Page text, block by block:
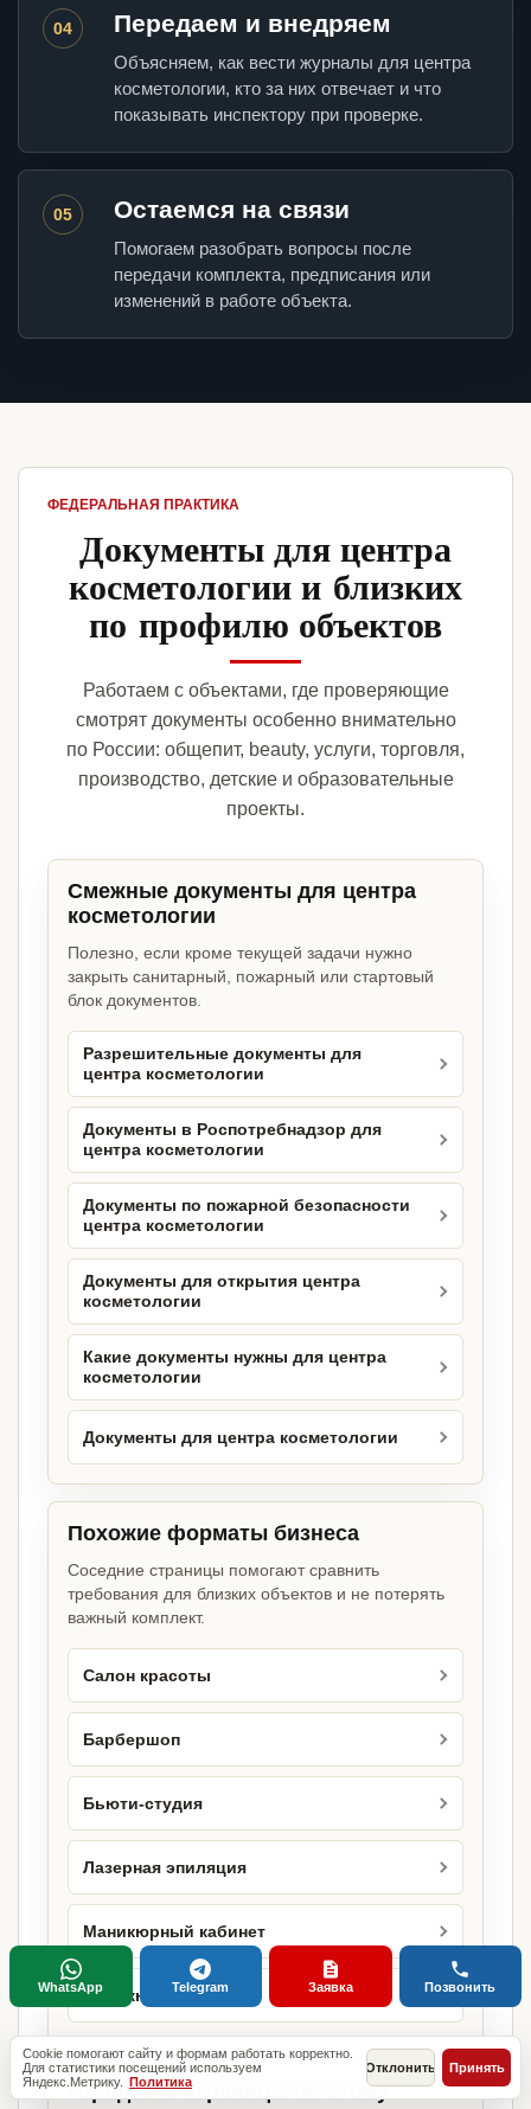
04 Передаем и внедряем
Объясняем, как вести журналы для центра
косметологии, кто за них отвечает и что
показывать инспектору при проверке.
05 Остаемся на связи
Помогаем разобрать вопросы после
передачи комплекта, предписания или
изменений в работе объекта.
ФЕДЕРАЛЬНАЯ ПРАКТИКА
Документы для центра
косметологии и близких
по профилю объектов
Работаем с объектами, где проверяющие
смотрят документы особенно внимательно
по России: общепит, beauty, услуги, торговля,
производство, детские и образовательные
проекты.
Смежные документы для центра
косметологии
Полезно, если кроме текущей задачи нужно
закрыть санитарный, пожарный или стартовый
блок документов.
Разрешительные документы для
центра косметологии
Документы в Роспотребнадзор для
центра косметологии
Документы по пожарной безопасности
центра косметологии
Документы для открытия центра
косметологии
Какие документы нужны для центра
косметологии
Документы для центра косметологии
Похожие форматы бизнеса
Соседние страницы помогают сравнить
требования для близких объектов и не потерять
важный комплект.
Салон красоты
Барбершоп
Бьюти-студия
Лазерная эпиляция
Маникюрный кабинет
Маникюрный салон
Городские страницы по этому
Cookie помогают сайту и формам работать корректно.
Для статистики посещений используем
Яндекс.Метрику. Политика
Отклонить Принять
WhatsApp Telegram Заявка Позвонить